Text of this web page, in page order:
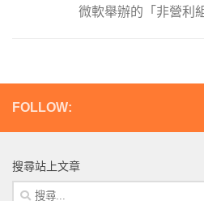
微軟舉辦的「非營利
FOLLOW:
搜尋站上文章
搜